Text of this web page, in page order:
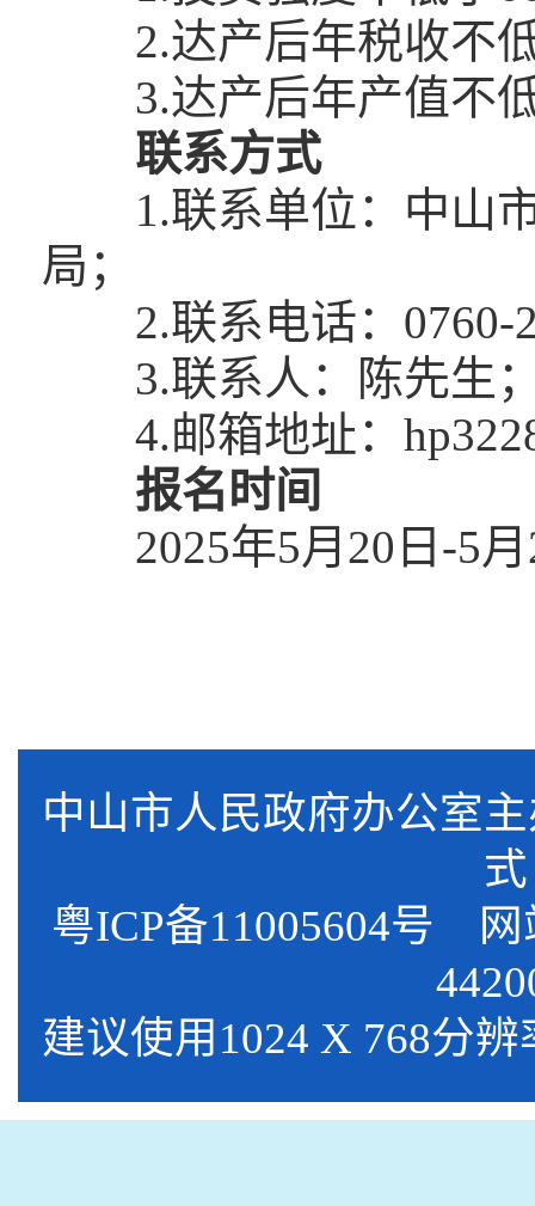
2.达产后年税收不
3.达产后年产值不
联系方式
1.联系单位：中山
局；
2.联系电话：0760-
3.联系人：陈先生
4.邮箱地址：
报名时间
2025年5月20日-5
中山市人民政府办公
式
粤ICP备11005604号 网
建议使用1024 X 768分